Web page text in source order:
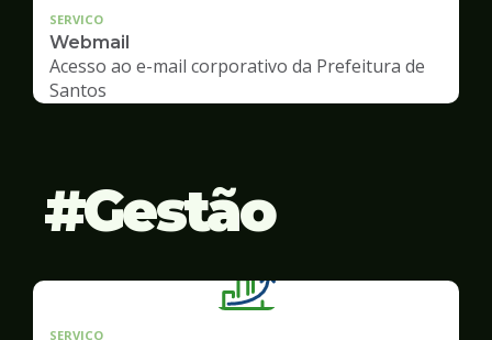
SERVICO
Webmail
Acesso ao e-mail corporativo da Prefeitura de
Santos
Gestão
SERVICO